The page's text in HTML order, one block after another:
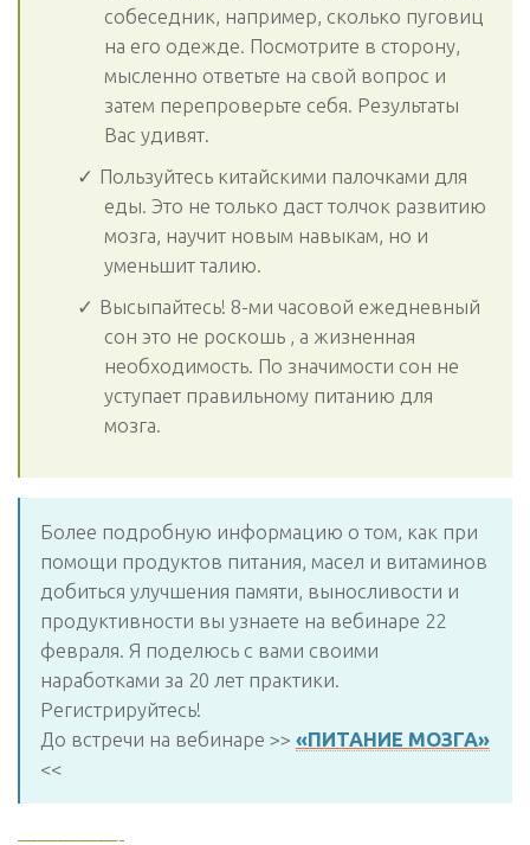
собеседник, например, сколько пуговиц
на его одежде. Посмотрите в сторону,
мысленно ответьте на свой вопрос и
затем перепроверьте себя. Результаты
Вас удивят.
Пользуйтесь китайскими палочками для
еды. Это не только даст толчок развитию
мозга, научит новым навыкам, но и
уменьшит талию.
Высыпайтесь! 8-ми часовой ежедневный
сон это не роскошь , а жизненная
необходимость. По значимости сон не
уступает правильному питанию для
мозга.
Более подробную информацию о том, как при
помощи продуктов питания, масел и витаминов
добиться улучшения памяти, выносливости и
продуктивности вы узнаете на вебинаре 22
февраля. Я поделюсь с вами своими
наработками за 20 лет практики.
Регистрируйтесь!
До встречи на вебинаре >> «ПИТАНИЕ МОЗГА»
<<
—————-